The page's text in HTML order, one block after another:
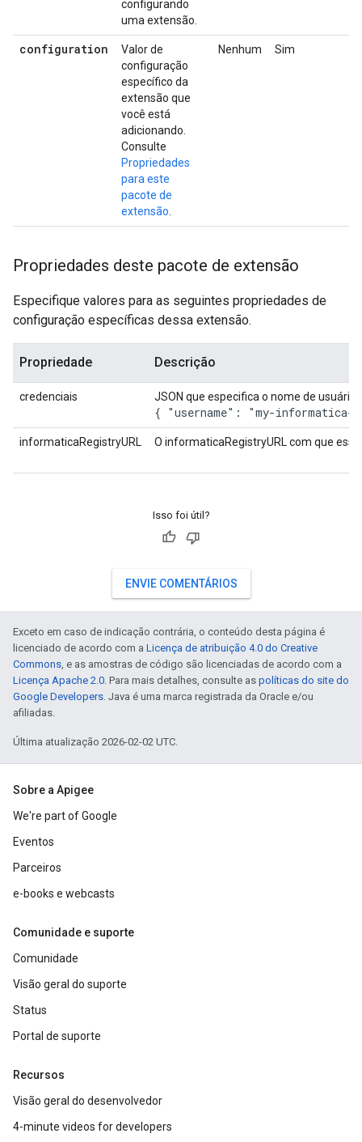
configurando
uma extensão.
configuration
Valor de
configuração
específico da
extensão que
você está
adicionando.
Consulte
Propriedades
para este
pacote de
extensão
Nenhum Sim
Propriedades deste pacote de extensão
Especifique valores para as seguintes propriedades de
configuração específicas dessa extensão.
Propriedade Descrição
credenciais JSON que especifica o nome de
{ "username": "my-informatica-
informaticaRegistryURL O informaticaRegistryURL com que
Isso foi útil?
ENVIE COMENTÁRIOS
Exceto em caso de indicação contrária, o conteúdo desta página é
licenciado de acordo com a Licença de atribuição 4.0 do Creative
Commons, e as amostras de código são licenciadas de acordo com a
Licença Apache 2.0. Para mais detalhes, consulte as políticas do site do
Google Developers. Java é uma marca registrada da Oracle e/ou
afiliadas.
Última atualização 2026-02-02 UTC.
Sobre a Apigee
We're part of Google
Eventos
Parceiros
e-books e webcasts
Comunidade e suporte
Comunidade
Visão geral do suporte
Status
Portal de suporte
Recursos
Visão geral do desenvolvedor
4-minute videos for developers